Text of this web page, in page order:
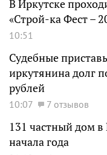
В Иркутске
«Строй-ка Фест –
10:51
Судебные
иркутянина долг
рублей
10:07 7 отзывов
131 частный дом в
начала года